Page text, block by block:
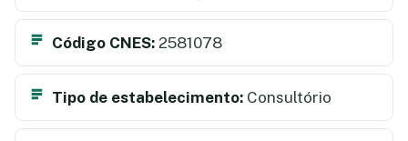
Código CNES: 2581078
Tipo de estabelecimento: Consultório